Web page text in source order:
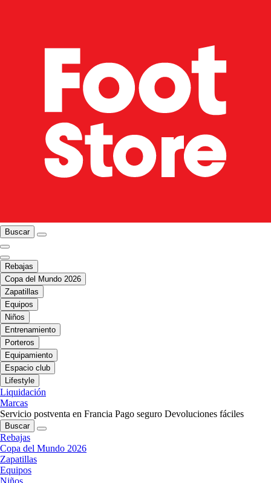
Buscar
Rebajas
Copa del Mundo 2026
Zapatillas
Equipos
Niños
Entrenamiento
Porteros
Equipamiento
Espacio club
Lifestyle
Liquidación
Marcas
Servicio postventa en Francia Pago seguro Devoluciones fáciles
Buscar
Rebajas
Copa del Mundo 2026
Zapatillas
Equipos